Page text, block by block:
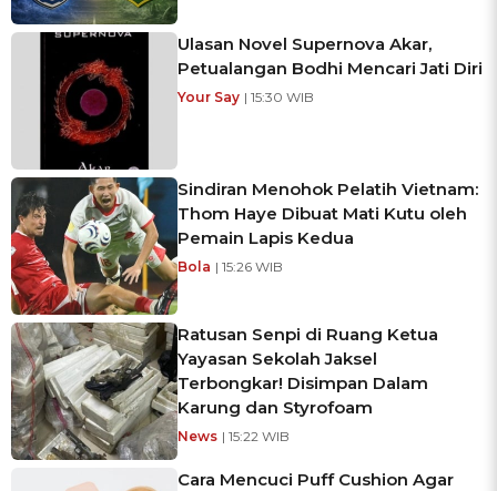
Ulasan Novel Supernova Akar,
Petualangan Bodhi Mencari Jati Diri
Your Say | 15:30 WIB
Sindiran Menohok Pelatih Vietnam:
Thom Haye Dibuat Mati Kutu oleh
Pemain Lapis Kedua
Bola | 15:26 WIB
Ratusan Senpi di Ruang Ketua
Yayasan Sekolah Jaksel
Terbongkar! Disimpan Dalam
Karung dan Styrofoam
News | 15:22 WIB
Cara Mencuci Puff Cushion Agar